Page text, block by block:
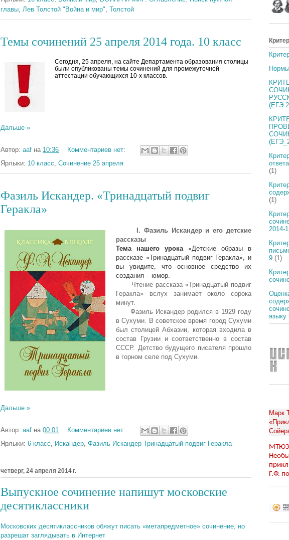
главы Лев Толстой "Война и мир" Толстой
Темы сочинений 25 апреля 2014 года. 10 класс
Сегодня, 25 апреля, на сайте Департамента образования столицы
были опубликованы темы сочинений для промежуточной
аттестации обучающихся 10-х классов.
Дальше »
Автор: aaf на 10:36
Комментариев нет:
Ярлыки: 10 класс, Сочинение 25 апреля
Фазиль Искандер. «Тринадцатый подвиг
Геракла»
I. Фазиль Искандер и его детские
рассказы
Тема нашего урока «Детские образы в
рассказе «Тринадцатый подвиг Геракла», и
вы увидите, что основное средство их
создания – юмор.
Чтение рассказа «Тринадцатый подвиг
Геракла» вслух занимает около сорока
минут.
Фазиль Искандер родился в 1929 году
в Сухуми. В советское время город Сухуми
был столицей Абхазии, которая входила в
состав Грузии и соответственно в состав
СССР. Детство будущего писателя прошло
в горном селе под Сухуми.
Дальше »
Автор: aaf на 00:01
Комментариев нет:
Ярлыки: 6 класс Искандер Фазиль Искандер Тринадцатый подвиг Геракла
четверг, 24 апреля 2014 г.
Выпускное сочинение напишут московские
десятиклассники
Московских десятиклассников обяжут писать «метапредметное» сочинение, но
разрешат заглядывать в Интернет
(ЕГЭ
(1)
(1)
2014-
9 (1)
языку
Марк
МТЮЗ
Г.Ф.